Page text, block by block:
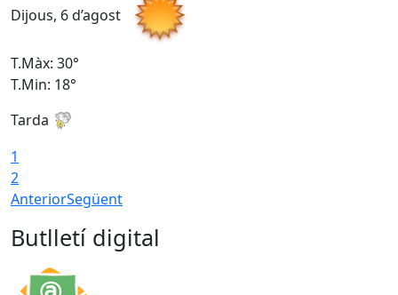
Dijous, 6 d’agost
T.Màx: 30°
T.Min: 18°
Tarda
1
2
AnteriorSegüent
Butlletí digital